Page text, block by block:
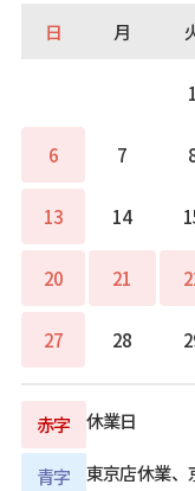
日 月
1
6 7
13 14
20 21
27 28
赤字 休業日
青字 東京店休業、